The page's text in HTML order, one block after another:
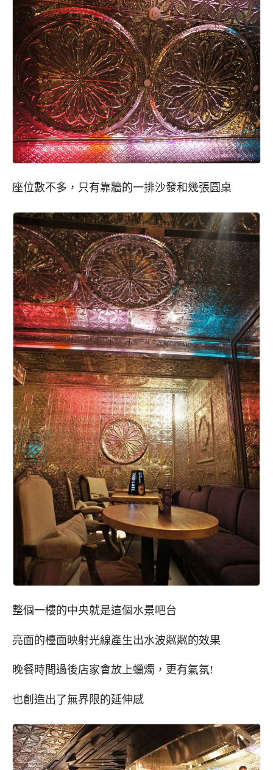
座位數不多，只有靠牆的一排沙發和幾張圓桌
整個一樓的中央就是這個水景吧台
亮面的檯面映射光線產生出水波粼粼的效果
晚餐時間過後店家會放上蠟燭，更有氣氛!
也創造出了無界限的延伸感